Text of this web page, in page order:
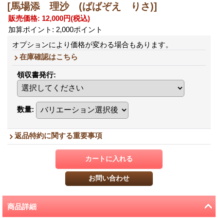
[馬場添 理沙 (ばばぞえ りさ)]
販売価格: 12,000円(税込)
加算ポイント: 2,000ポイント
オプションにより価格が変わる場合もあります。
在庫確認はこちら
領収書発行:
数量:
返品特約に関する重要事項
商品詳細